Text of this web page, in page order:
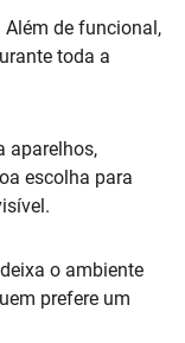
Além de funcional,
toda a
aparelhos,
escolha para
o ambiente
prefere um